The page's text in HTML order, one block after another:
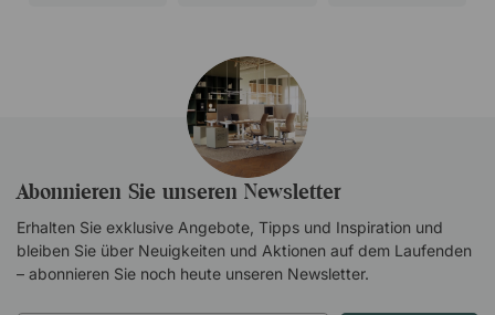
Abonnieren Sie unseren Newsletter
Erhalten Sie exklusive Angebote, Tipps und Inspiration und
bleiben Sie über Neuigkeiten und Aktionen auf dem Laufenden
– abonnieren Sie noch heute unseren Newsletter.